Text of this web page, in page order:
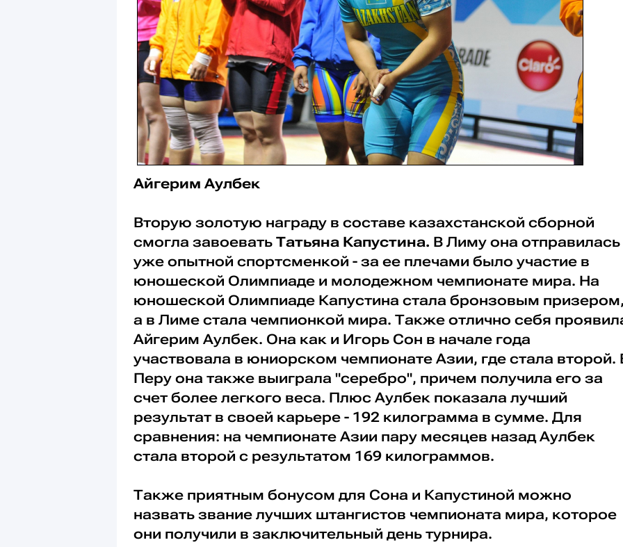
Айгерим Аулбек
Вторую золотую награду в составе казахстанской сборной
смогла завоевать Татьяна Капустина. В Лиму она отправилась
уже опытной спортсменкой - за ее плечами было участие в
юношеской Олимпиаде и молодежном чемпионате мира. На
юношеской Олимпиаде Капустина стала бронзовым
а в Лиме стала чемпионкой мира. Также отлично себя
Айгерим Аулбек. Она как и Игорь Сон в начале года
участвовала в юниорском чемпионате Азии, где стала второй.
Перу она также выиграла "серебро", причем получила его за
счет более легкого веса. Плюс Аулбек показала лучший
результат в своей карьере - 192 килограмма в сумме. Для
сравнения: на чемпионате Азии пару месяцев назад Аулбек
стала второй с результатом 169 килограммов.
Также приятным бонусом для Сона и Капустиной можно
назвать звание лучших штангистов чемпионата мира, которое
они получили в заключительный день турнира.